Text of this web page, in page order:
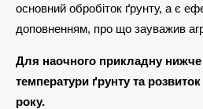
основний обробіток ґрунту, а є
доповненням, про що зауважив
Для наочного прикладну
температури ґрунту та
року.